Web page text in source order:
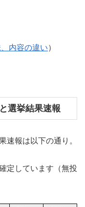
内容の違い）
選挙結果速報
速報は以下の通り。
定しています（無投